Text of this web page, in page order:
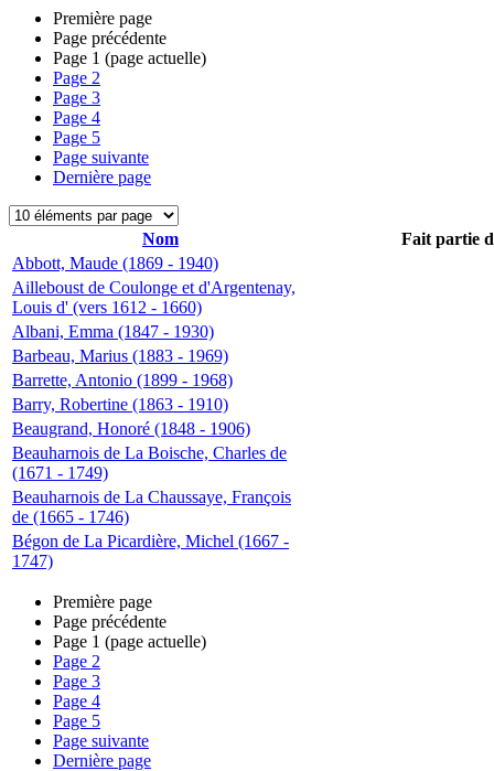
Première page
Page précédente
Page 1 (page actuelle)
Page 2
Page 3
Page 4
Page 5
Page suivante
Dernière page
Nom
Fait partie
Abbott, Maude (1869 - 1940)
Ailleboust de Coulonge et d'Argentenay,
Louis d' (vers 1612 - 1660)
Albani, Emma (1847 - 1930)
Barbeau, Marius (1883 - 1969)
Barrette, Antonio (1899 - 1968)
Barry, Robertine (1863 - 1910)
Beaugrand, Honoré (1848 - 1906)
Beauharnois de La Boische, Charles de
(1671 - 1749)
Beauharnois de La Chaussaye, François
de (1665 - 1746)
Bégon de La Picardière, Michel (1667 -
1747)
Première page
Page précédente
Page 1 (page actuelle)
Page 2
Page 3
Page 4
Page 5
Page suivante
Dernière page